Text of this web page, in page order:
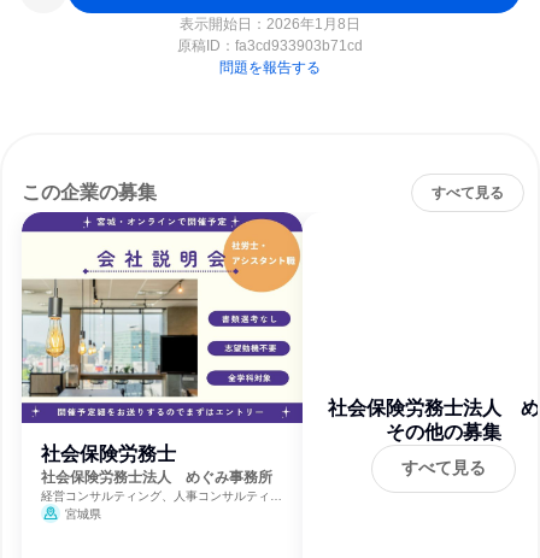
表示開始日：2026年1月8日
原稿ID： fa3cd933903b71cd
問題を報告する
この企業の募集 すべて見る
社会保険労務士
社会保険労務士法人 めぐみ事務所
経営コンサルティング、人事コンサルティン
グ、法関連サービス
宮城県
社会保険労務士法人
み事務所
その他の募集
すべて見る